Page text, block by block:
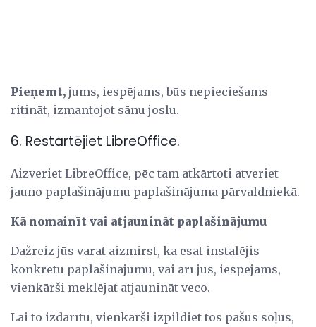
Pieņemt, jums, iespējams, būs nepieciešams
ritināt, izmantojot sānu joslu.
6. Restartējiet LibreOffice.
Aizveriet LibreOffice, pēc tam atkārtoti atveriet
jauno paplašinājumu paplašinājuma pārvaldniekā.
Kā nomainīt vai atjaunināt paplašinājumu
Dažreiz jūs varat aizmirst, ka esat instalējis
konkrētu paplašinājumu, vai arī jūs, iespējams,
vienkārši meklējat atjaunināt veco.
Lai to izdarītu, vienkārši izpildiet tos pašus soļus,